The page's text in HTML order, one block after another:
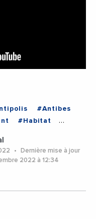
#Antibes
#Habitat
Dernière mise à jour
2022 à 12:34